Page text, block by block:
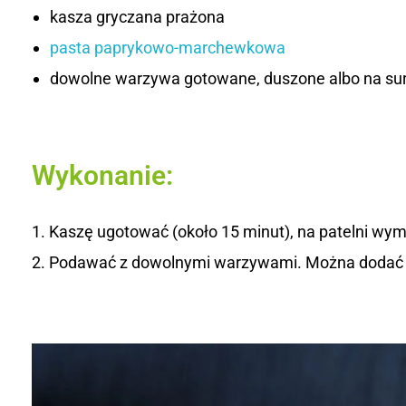
-
m
c
e
kasza gryczana prażona
pasta paprykowo-marchewkowa
dowolne warzywa gotowane, duszone albo na
Wykonanie:
Kaszę ugotować (około 15 minut), na patelni
Podawać z dowolnymi warzywami. Można